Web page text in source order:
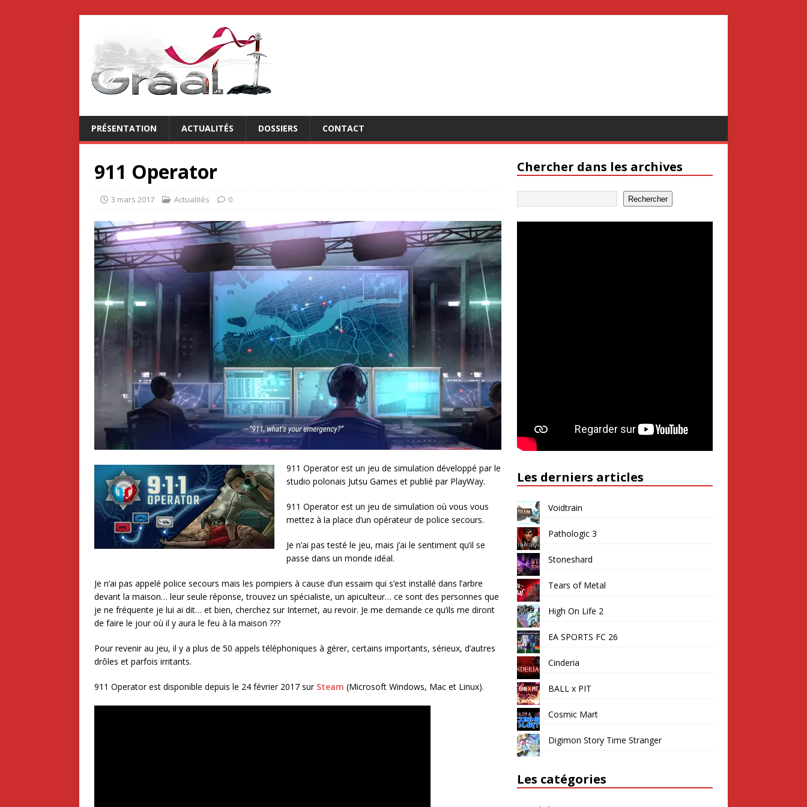
PRÉSENTATION ACTUALITÉS DOSSIERS CONTACT
911 Operator
3 mars 2017 Actualités 0
911 Operator est un jeu de simulation développé par le
studio polonais Jutsu Games et publié par PlayWay.
911 Operator est un jeu de simulation où vous vous
mettez à la place d’un opérateur de police secours.
Je n’ai pas testé le jeu, mais j’ai le sentiment qu’il se
passe dans un monde idéal.
Je n’ai pas appelé police secours mais les pompiers à cause d’un essaim qui s’est installé dans l’arbre
devant la maison… leur seule réponse, trouvez un spécialiste, un apiculteur… ce sont des personnes que
je ne fréquente je lui ai dit… et bien, cherchez sur Internet, au revoir. Je me demande ce qu’ils me diront
de faire le jour où il y aura le feu à la maison ???
Pour revenir au jeu, il y a plus de 50 appels téléphoniques à gérer, certains importants, sérieux, d’autres
drôles et parfois irritants.
911 Operator est disponible depuis le 24 février 2017 sur Steam (Microsoft Windows, Mac et Linux).
Chercher dans les archives
Rechercher
Les derniers articles
Voidtrain
Pathologic 3
Stoneshard
Tears of Metal
High On Life 2
EA SPORTS FC 26
Cinderia
BALL x PIT
Cosmic Mart
Digimon Story Time Stranger
Les catégories